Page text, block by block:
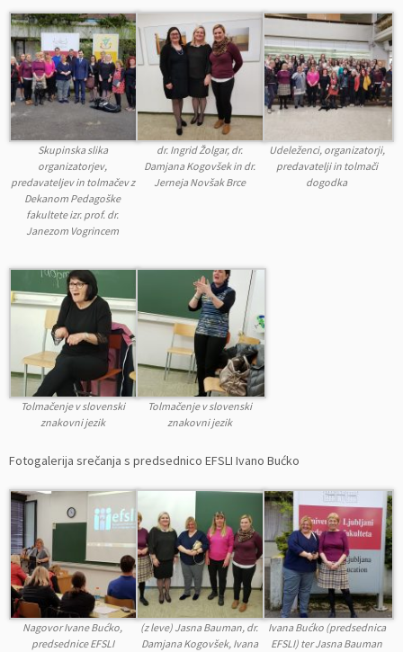
Skupinska slika
organizatorjev,
predavateljev in tolmačev z
Dekanom Pedagoške
fakultete izr. prof. dr.
Janezom Vogrincem
dr. Ingrid Žolgar, dr.
Damjana Kogovšek in dr.
Jerneja Novšak Brce
Udeleženci, organizatorji,
predavatelji in tolmači
dogodka
Tolmačenje v slovenski
znakovni jezik
Tolmačenje v slovenski
znakovni jezik
Fotogalerija srečanja s predsednico EFSLI Ivano Bućko
Nagovor Ivane Bućko,
predsednice EFSLI
(z leve) Jasna Bauman, dr.
Damjana Kogovšek, Ivana
Ivana Bućko (predsednica
EFSLI) ter Jasna Bauman